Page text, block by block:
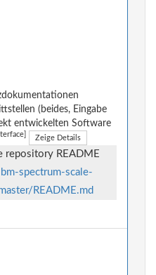
(beides, Eingabe
entwickelten Software
Zeige Details
repository README
spectrum-scale-
README.md